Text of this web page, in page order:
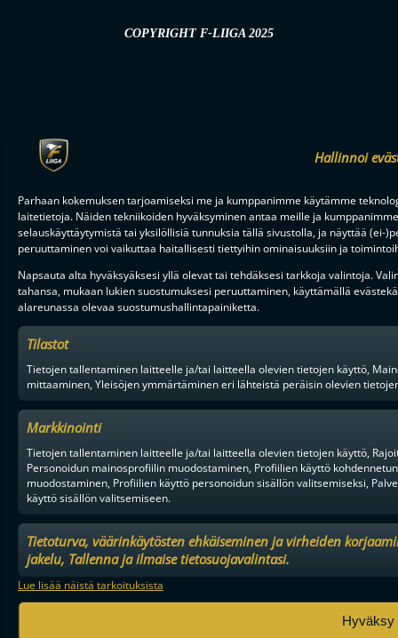
Hallinnoi
Parhaan kokemuksen tarjoamiseksi me ja kumppanimme käytämme
laitetietoja. Näiden tekniikoiden hyväksyminen antaa meille ja
selauskäyttäytymistä tai yksilöllisiä tunnuksia tällä sivustolla, ja näyttää (ei-
peruuttaminen voi vaikuttaa haitallisesti tiettyihin ominaisuuksiin ja
Napsauta alta hyväksyäksesi yllä olevat tai tehdäksesi tarkkoja valintoja.
tahansa, mukaan lukien suostumuksesi peruuttaminen, käyttämällä
alareunassa olevaa suostumushallintapainiketta.
Tilastot
Tietojen tallentaminen laitteelle ja/tai laitteella olevien tietojen käyttö,
mittaaminen, Yleisöjen ymmärtäminen eri lähteistä peräisin olevien
Markkinointi
Tietojen tallentaminen laitteelle ja/tai laitteella olevien tietojen käyttö,
Personoidun mainosprofiilin muodostaminen, Profiilien käyttö
muodostaminen, Profiilien käyttö personoidun sisällön valitsemiseksi,
käyttö sisällön valitsemiseen.
Tietoturva, väärinkäytösten ehkäiseminen ja virheiden
jakelu, Tallenna ja ilmaise tietosuojavalintasi.
Lue lisää näistä tarkoituksista
Hyväksy
COPYRIGHT F-LIIGA 2025